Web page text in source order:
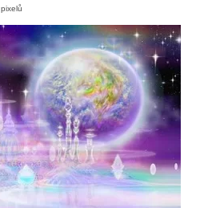
pixelů